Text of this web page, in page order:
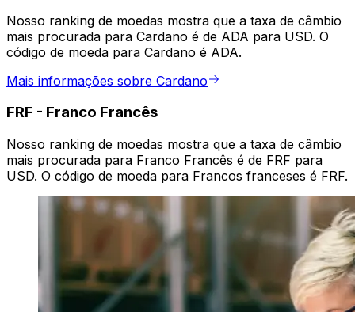
Nosso ranking de moedas mostra que a taxa de câmbio
mais procurada para Cardano é de ADA para USD. O
código de moeda para Cardano é ADA.
Mais informações sobre Cardano
FRF - Franco Francês
Nosso ranking de moedas mostra que a taxa de câmbio
mais procurada para Franco Francês é de FRF para
USD. O código de moeda para Francos franceses é FRF.